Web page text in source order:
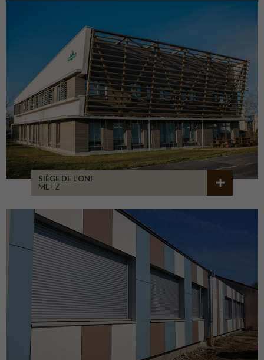
SIÈGE DE L’ONF
METZ